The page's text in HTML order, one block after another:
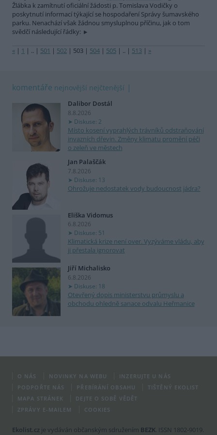
Žlábka k zamítnutí oficiální žádosti p. Tomislava Vodičky o
poskytnutí informací týkající se hospodaření Správy šumavského
parku. Nenachází však žádnou smysluplnou příčinu, jak o tom
svědčí následující řádky:
« | 1 | .. | 501 | 502 | 503 | 504 | 505 | .. | 513 | »
komentáře nejnovější nejčtenější
Dalibor Dostál
8.8.2026
Diskuse: 2
Místo kosení vyprahlých trávníků odstraňování
invazních dřevin. Změny klimatu promění péči
o zeleň ve městech
Jan Palaščák
7.8.2026
Diskuse: 13
Ohrožuje nedostatek vody budoucnost jádra?
Eliška Vidomus
6.8.2026
Diskuse: 51
Klimatická krize není over. Vyzýváme vládu, aby
ji přestala ignorovat
Jiří Michalisko
6.8.2026
Diskuse: 18
Otevřený dopis ministerstvu průmyslu a
obchodu ohledně sanace odvalu Heřmanice
O NÁS NOVINKY NA WEBU
INZERUJTE U NÁS
PODPOŘTE NÁS
PŘEBÍRÁNÍ OBSAHU
TIŠTĚNÝ EKOLIST
MAPA STRÁNEK
DEJTE O SOBĚ VĚDĚT
ZPRÁVY E-MAILEM
COOKIES
Ekolist.cz je vydáván občanským sdružením BEZK . ISSN 1802-9019.